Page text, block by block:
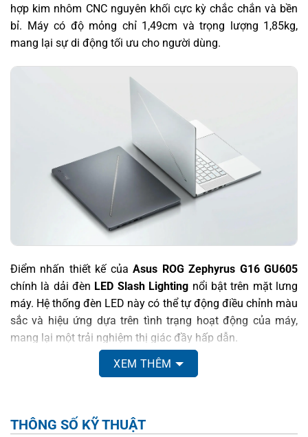
hợp kim nhôm CNC nguyên khối cực kỳ chắc chắn và bền
bỉ. Máy có độ mỏng chỉ 1,49cm và trọng lượng 1,85kg,
mang lại sự di động tối ưu cho người dùng.
Điểm nhấn thiết kế củaAsus ROG Zephyrus G16 GU605
chính là dải đèn LED Slash Lighting nổi bật trên mặt lưng
máy. Hệ thống đèn LED này có thể tự động điều chỉnh màu
sắc và hiệu ứng dựa trên tình trạng hoạt động của máy,
mang lại một trải nghiệm thị giác đầy hấp dẫn.
HIỆU NĂNG MẠNH MẼ VỚI CHIP INTEL
Với việc trang bị CPU Intel® Core™ Ultra 9 185H
XEM THÊM
THÔNG SỐ KỸ THUẬT